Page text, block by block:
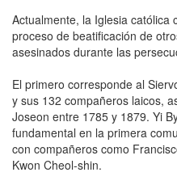
Actualmente, la Iglesia católica
proceso de beatificación de
asesinados durante las
El primero corresponde al
y sus 132 compañeros laicos,
Joseon entre 1785 y 1879. Yi
fundamental en la primera
con compañeros como
Kwon Cheol-shin.